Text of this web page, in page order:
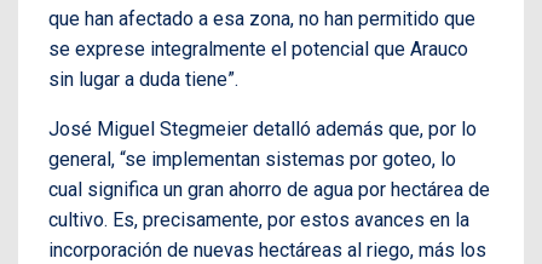
que han afectado a esa zona, no han permitido que
se exprese integralmente el potencial que Arauco
sin lugar a duda tiene”.
José Miguel Stegmeier detalló además que, por lo
general, “se implementan sistemas por goteo, lo
cual significa un gran ahorro de agua por hectárea de
cultivo. Es, precisamente, por estos avances en la
incorporación de nuevas hectáreas al riego, más los